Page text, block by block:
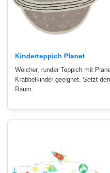
Kinderteppich Planet
Weicher, runder Teppich mit
Krabbelkinder geeignet. Setzt
Raum.